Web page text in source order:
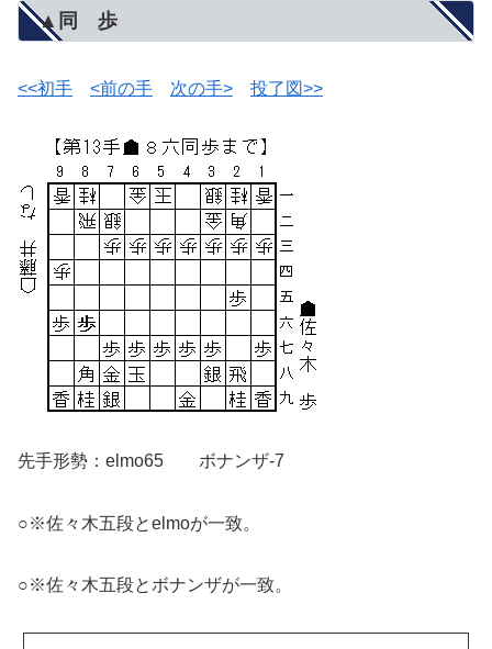
▲同 歩
<<初手 <前の手 次の手> 投了図>>
先手形勢：elmo65 ボナンザ-7
○※佐々木五段とelmoが一致。
○※佐々木五段とボナンザが一致。